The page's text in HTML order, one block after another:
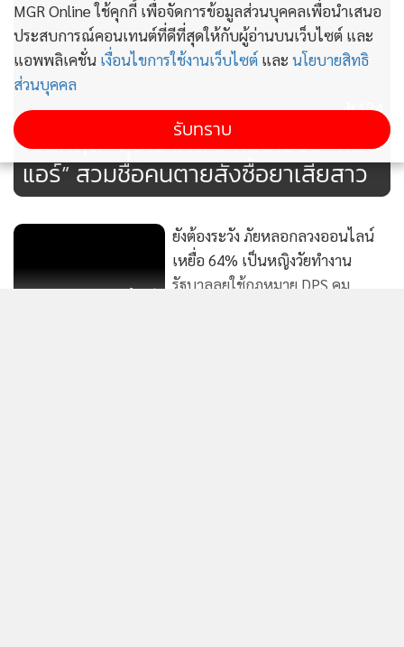
124
“ธนกฤต” ลุยเอาผิด 6 หมอเอี่ยว “หมอ
แอร์” สวมชื่อคนตายสั่งซื้อยาเสียสาว
56
ยังต้องระวัง ภัยหลอกลวงออนไลน์
เหยื่อ 64% เป็นหญิงวัยทำงาน
รัฐบาลลุยใช้กฎหมาย DPS คุม
MGR Online ใช้คุกกี้ เพื่อจัดการข้อมูลส่วนบุคคลเพื่อนำเสนอ
ประสบการณ์คอนเทนต์ที่ดีที่สุดให้กับผู้อ่านบนเว็บไซต์ และ
แอพพลิเคชั่น เงื่อนไขการใช้งานเว็บไซต์ และ นโยบายสิทธิ
ส่วนบุคคล
รับทราบ